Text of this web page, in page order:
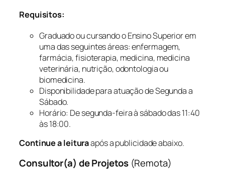
Requisitos:
Graduado ou cursando o Ensino Superior em
uma das seguintes áreas: enfermagem,
farmácia, fisioterapia, medicina, medicina
veterinária, nutrição, odontologia ou
biomedicina.
Disponibilidade para atuação de Segunda a
Sábado.
Horário: De segunda-feira à sábado das 11:40
às 18:00.
Continue a leituraapós a publicidade abaixo.
Consultor(a) de Projetos(Remota)